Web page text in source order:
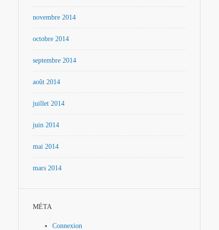
novembre 2014
octobre 2014
septembre 2014
août 2014
juillet 2014
juin 2014
mai 2014
mars 2014
MÉTA
Connexion